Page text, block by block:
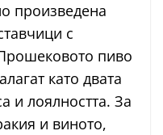
произведена
с
пиво
като двата
и лоялността. За
и виното,